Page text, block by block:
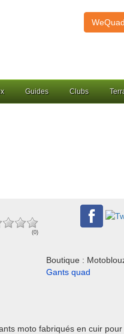
WeQuad
Guides Clubs
(0)
Boutique :
Gants quad
moto fabriqués en cuir pour